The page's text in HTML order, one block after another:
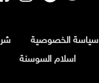
سياسة الخصوصية
اسلام السوسنة